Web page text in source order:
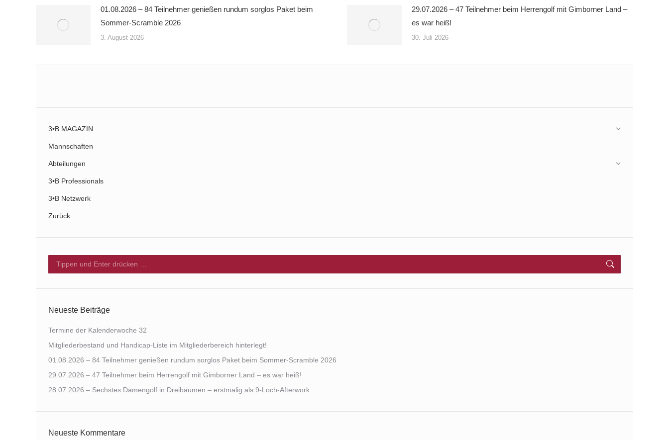
01.08.2026 – 84 Teilnehmer genießen rundum sorglos Paket beim
Sommer-Scramble 2026
3. August 2026
29.07.2026 – 47 Teilnehmer beim Herrengolf mit Gimborner Land –
es war heiß!
30. Juli 2026
3•B MAGAZIN
Mannschaften
Abteilungen
3•B Professionals
3•B Netzwerk
Zurück
Search:
Neueste Beiträge
Termine der Kalenderwoche 32
Mitgliederbestand und Handicap-Liste im Mitgliederbereich hinterlegt!
01.08.2026 – 84 Teilnehmer genießen rundum sorglos Paket beim Sommer-Scramble 2026
29.07.2026 – 47 Teilnehmer beim Herrengolf mit Gimborner Land – es war heiß!
28.07.2026 – Sechstes Damengolf in Dreibäumen – erstmalig als 9-Loch-Afterwork
Neueste Kommentare